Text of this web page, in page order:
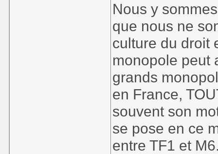
Nous y
que nous ne
culture du droit
monopole peut
grands
en France,
souvent son
se pose en ce
entre TF1 et